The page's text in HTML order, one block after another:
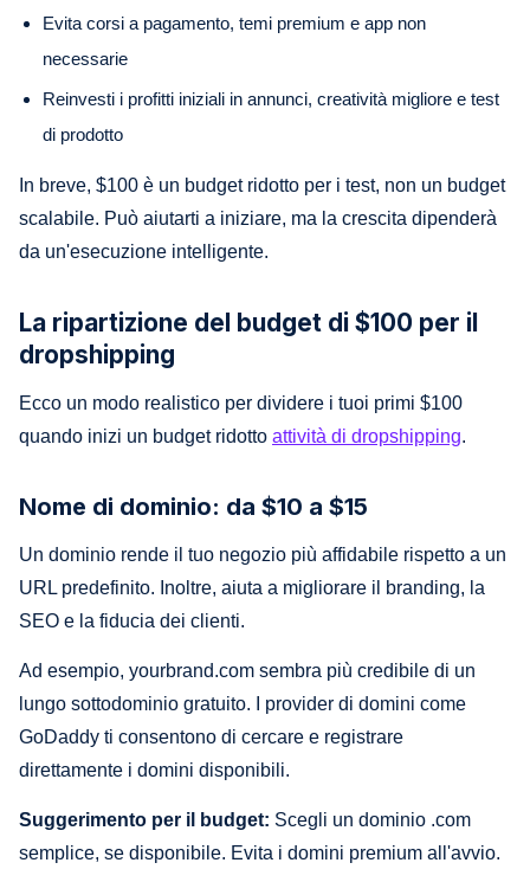
Evita corsi a pagamento, temi premium e app non
necessarie
Reinvesti i profitti iniziali in annunci, creatività migliore e test
di prodotto
In breve, $100 è un budget ridotto per i test, non un budget
scalabile. Può aiutarti a iniziare, ma la crescita dipenderà
da un'esecuzione intelligente.
La ripartizione del budget di $100 per il
dropshipping
Ecco un modo realistico per dividere i tuoi primi $100
quando inizi un budget ridotto attività di dropshipping.
Nome di dominio: da $10 a $15
Un dominio rende il tuo negozio più affidabile rispetto a un
URL predefinito. Inoltre, aiuta a migliorare il branding, la
SEO e la fiducia dei clienti.
Ad esempio, yourbrand.com sembra più credibile di un
lungo sottodominio gratuito. I provider di domini come
GoDaddy ti consentono di cercare e registrare
direttamente i domini disponibili.
Suggerimento per il budget: Scegli un dominio .com
semplice, se disponibile. Evita i domini premium all'avvio.